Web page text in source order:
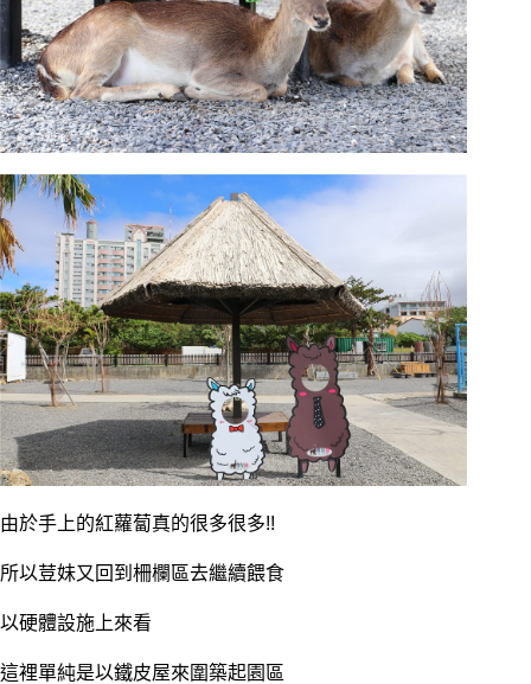
由於手上的紅蘿蔔真的很多很多!!
所以荳妹又回到柵欄區去繼續餵食
以硬體設施上來看
這裡單純是以鐵皮屋來圍築起園區